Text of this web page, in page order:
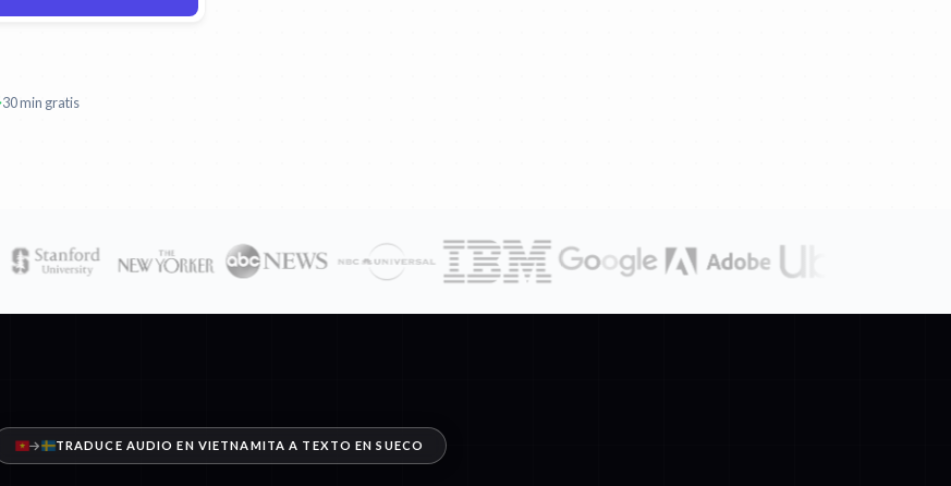
30 min gratis
TRADUCE AUDIO EN VIETNAMITA A TEXTO EN SUECO